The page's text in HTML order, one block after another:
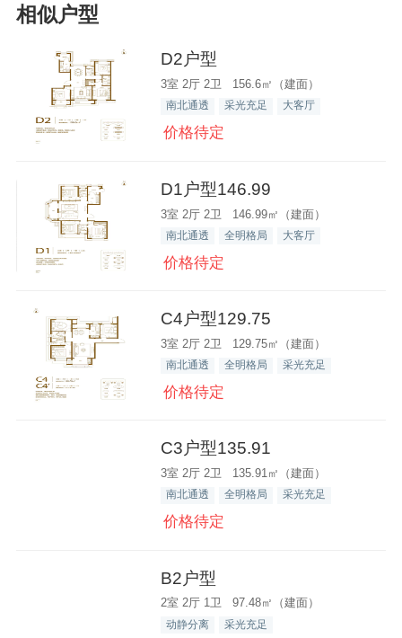
相似户型
D2户型
3室 2厅 2卫 156.6㎡（建面）
南北通透 采光充足 大客厅
价格待定
D1户型146.99
3室 2厅 2卫 146.99㎡（建面）
南北通透 全明格局 大客厅
价格待定
C4户型129.75
3室 2厅 2卫 129.75㎡（建面）
南北通透 全明格局 采光充足
价格待定
C3户型135.91
3室 2厅 2卫 135.91㎡（建面）
南北通透 全明格局 采光充足
价格待定
B2户型
2室 2厅 1卫 97.48㎡（建面）
动静分离 采光充足